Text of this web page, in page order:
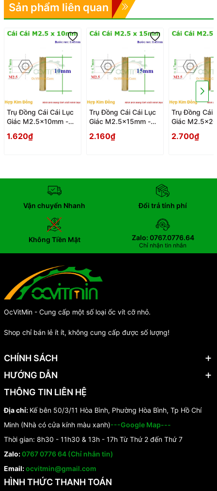
Sản phẩm liên quan
Trụ Đồng Cái Cái Lục
Giác M2.5x10mm -
Giac
1.620₫
Trụ Đồng Cái Cái Lục
Giác M2.5x15mm -
Giac
2.160₫
Trụ Đồng Cái
Giác
Giac
2.700₫
Vận chuyển Nhanh Đổi trả tính phí
Không Tiền Mặt Zalo: 0767.0776.64
Chỉ nhận tin nhắn
OcVitMin - Cung cấp một số loại ốc vít cỡ nhỏ.
Shop chỉ bán lẻ ít ít, không cung cấp được số lượng!
CHÍNH SÁCH
HƯỚNG DẪN
THÔNG TIN LIÊN HỆ
Địa chỉ: Kế bên 50/3/11 Hòa Bình, Phường Hòa Bình, Tp Hồ Chí
Minh (Nhà có cửa kính màu xanh)---Google Map---
Thời gian: 8h30 - 11h30 & 13h - 17h Từ Thứ 2 đến Thứ 7
Zalo:0767 0776 64 (Chỉ nhắn tin)
Email:ocvitmin@gmail.com
HÌNH THỨC THANH TOÁN